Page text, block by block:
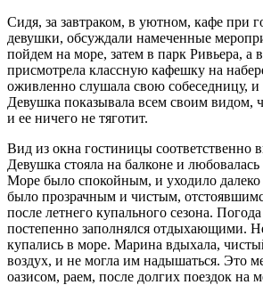
Сидя, за завтраком, в уютном, кафе при
девушки, обсуждали намеченные
пойдем на море, затем в парк Ривьера, а
присмотрела классную кафешку на
оживленно слушала свою собеседницу, и
Девушка показывала всем своим видом,
и ее ничего не тяготит.
Вид из окна гостиницы соответственно
Девушка стояла на балконе и
Море было спокойным, и уходило далеко
было прозрачным и чистым,
после летнего купального сезона.
постепенно заполнялся отдыхающими.
купались в море. Марина вдыхала,
воздух, и не могла им надышаться. Это
оазисом, раем, после долгих поездок на